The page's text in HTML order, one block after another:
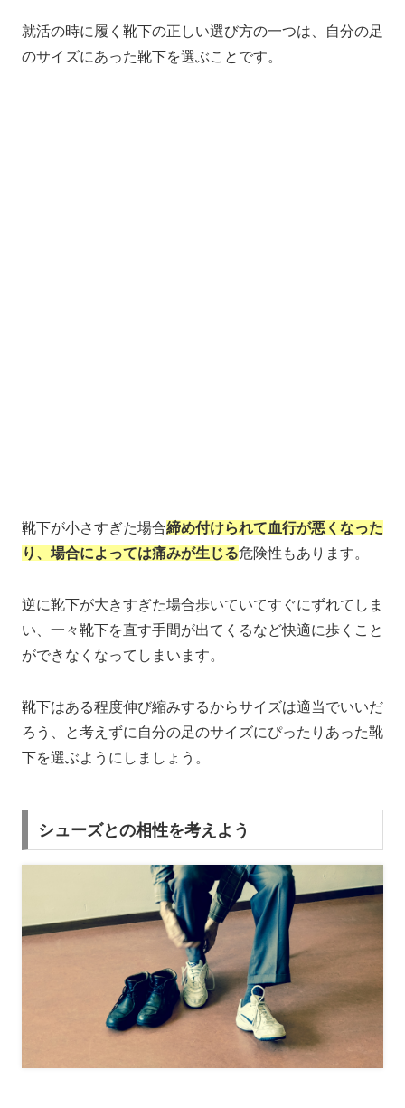
就活の時に履く靴下の正しい選び方の一つは、自分の足
のサイズにあった靴下を選ぶことです。
靴下が小さすぎた場合締め付けられて血行が悪くなった
り、場合によっては痛みが生じる危険性もあります。
逆に靴下が大きすぎた場合歩いていてすぐにずれてしま
い、一々靴下を直す手間が出てくるなど快適に歩くこと
ができなくなってしまいます。
靴下はある程度伸び縮みするからサイズは適当でいいだ
ろう、と考えずに自分の足のサイズにぴったりあった靴
下を選ぶようにしましょう。
シューズとの相性を考えよう